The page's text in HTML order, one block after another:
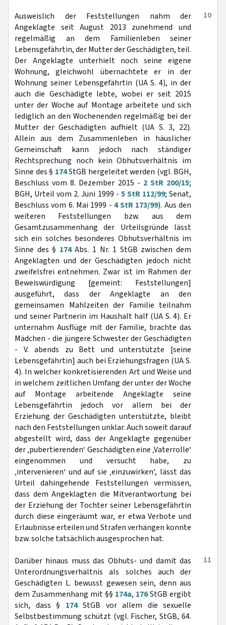
10
Ausweislich der Feststellungen nahm der
Angeklagte seit August 2013 zunehmend und
regelmäßig an dem Familienleben seiner
Lebensgefährtin, der Mutter der Geschädigten, teil.
Der Angeklagte unterhielt noch seine eigene
Wohnung, gleichwohl übernachtete er in der
Wohnung seiner Lebensgefährtin (UA S. 4), in der
auch die Geschädigte lebte, wobei er seit 2015
unter der Woche auf Montage arbeitete und sich
lediglich an den Wochenenden regelmäßig bei der
Mutter der Geschädigten aufhielt (UA S. 3, 22).
Allein aus dem Zusammenleben in häuslicher
Gemeinschaft kann jedoch nach ständiger
Rechtsprechung noch kein Obhutsverhältnis im
Sinne des § 174StGB hergeleitet werden (vgl. BGH,
Beschluss vom 8. Dezember 2015 - 2 StR 200/15;
BGH, Urteil vom 2. Juni 1999 - 5 StR 112/99; Senat,
Beschluss vom 6. Mai 1999 - 4 StR 173/99). Aus den
weiteren Feststellungen bzw. aus dem
Gesamtzusammenhang der Urteilsgründe lässt
sich ein solches besonderes Obhutsverhältnis im
Sinne des § 174Abs. 1 Nr. 1 StGB zwischen dem
Angeklagten und der Geschädigten jedoch nicht
zweifelsfrei entnehmen. Zwar ist im Rahmen der
Beweiswürdigung [gemeint: Feststellungen]
ausgeführt, dass der Angeklagte an den
gemeinsamen Mahlzeiten der Familie teilnahm
und seiner Partnerin im Haushalt half (UA S. 4). Er
unternahm Ausflüge mit der Familie, brachte das
Mädchen - die jüngere Schwester der Geschädigten
- V. abends zu Bett und unterstützte [seine
Lebensgefährtin] auch bei Erziehungsfragen (UA S.
4). In welcher konkretisierenden Art und Weise und
in welchem zeitlichen Umfang der unter der Woche
auf Montage arbeitende Angeklagte seine
Lebensgefährtin jedoch vor allem bei der
Erziehung der Geschädigten unterstützte, bleibt
nach den Feststellungen unklar. Auch soweit darauf
abgestellt wird, dass der Angeklagte gegenüber
der ‚pubertierenden‘ Geschädigten eine ‚Vaterrolle‘
eingenommen und versucht habe, zu
‚intervenieren‘ und auf sie ‚einzuwirken‘, lässt das
Urteil dahingehende Feststellungen vermissen,
dass dem Angeklagten die Mitverantwortung bei
der Erziehung der Tochter seiner Lebensgefährtin
durch diese eingeräumt war, er etwa Verbote und
Erlaubnisse erteilen und Strafen verhängen konnte
bzw. solche tatsächlich ausgesprochen hat.
11
Darüber hinaus muss das Obhuts- und damit das
Unterordnungsverhältnis als solches auch der
Geschädigten L. bewusst gewesen sein, denn aus
dem Zusammenhang mit §§ 174a, 176StGB ergibt
sich, dass § 174StGB vor allem die sexuelle
Selbstbestimmung schützt (vgl. Fischer, StGB, 64.